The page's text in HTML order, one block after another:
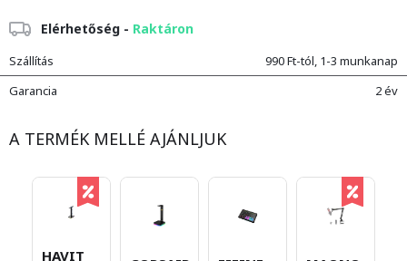
Elérhetőség - Raktáron
Szállítás
990 Ft-tól, 1-3 munkanap
Garancia
2 év
A TERMÉK MELLÉ AJÁNLJUK
HAVIT